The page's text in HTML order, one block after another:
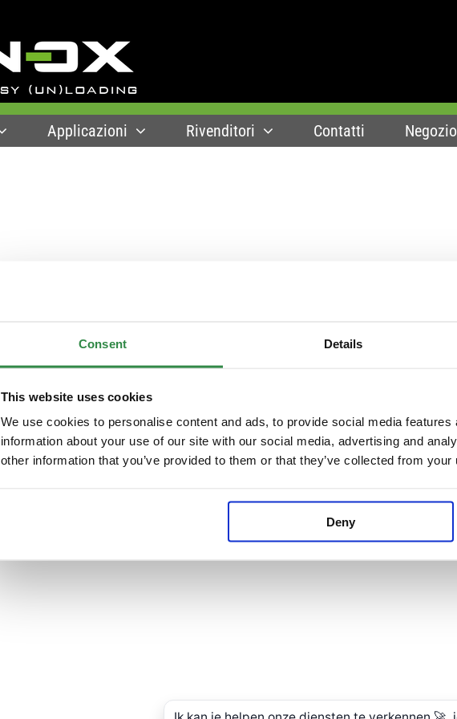
Consent Details
This website uses cookies
We use cookies to personalise content and ads, to provide social media
information about your use of our site with our social media, advertising and
other information that you’ve provided to them or that they’ve collected from
Deny
Applicazioni Rivenditori Contatti Negozio
Assistenza e garanzia
Portfoliao
FAQ